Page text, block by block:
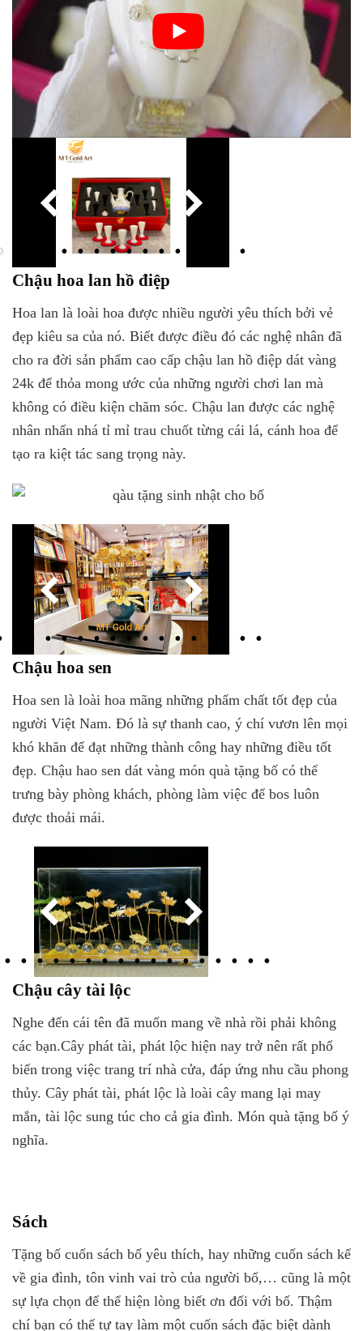
Chậu hoa lan hồ điệp
Hoa lan là loài hoa được nhiều người yêu thích bởi vẻ
đẹp kiêu sa của nó. Biết được điều đó các nghệ nhân đã
cho ra đời sản phẩm cao cấp chậu lan hồ điệp dát vàng
24k để thỏa mong ước của những người chơi lan mà
không có điều kiện chăm sóc. Chậu lan được các nghệ
nhân nhấn nhá tỉ mỉ trau chuốt từng cái lá, cánh hoa để
tạo ra kiệt tác sang trọng này.
Chậu hoa sen
Hoa sen là loài hoa mãng những phẩm chất tốt đẹp của
người Việt Nam. Đó là sự thanh cao, ý chí vươn lên mọi
khó khăn để đạt những thành công hay những điều tốt
đẹp. Chậu hao sen dát vàng món quà tặng bố có thể
trưng bày phòng khách, phòng làm việc để bos luôn
được thoải mái.
Chậu cây tài lộc
Nghe đến cái tên đã muốn mang về nhà rồi phải không
các bạn.Cây phát tài, phát lộc hiện nay trở nên rất phổ
biến trong việc trang trí nhà cửa, đáp ứng nhu cầu phong
thủy. Cây phát tài, phát lộc là loài cây mang lại may
mắn, tài lộc sung túc cho cả gia đình. Món quà tặng bố ý
nghĩa.
Sách
Tặng bố cuốn sách bố yêu thích, hay những cuốn sách kể
về gia đình, tôn vinh vai trò của người bố,… cũng là một
sự lựa chọn để thể hiện lòng biết ơn đối với bố. Thậm
chí bạn có thể tự tay làm một cuốn sách đặc biệt dành